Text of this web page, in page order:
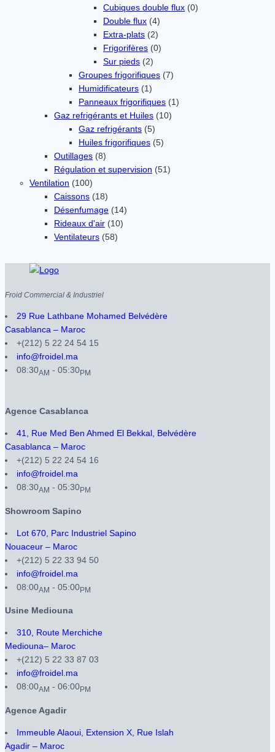
Cubiques double flux (0)
Double flux (4)
Extra-plats (2)
Frigorifères (0)
Sur pieds (2)
Groupes frigorifiques (7)
Humidificateurs (1)
Panneaux frigorifiques (1)
Gaz refrigérants et Huiles (10)
Gaz refrigérants (5)
Huiles frigorifiques (5)
Outillages (8)
Régulation et supervision (51)
Ventilation (100)
Caissons (18)
Désenfumage (14)
Rideaux d'air (10)
Ventilateurs (58)
Froid Commercial & Industriel
29 Rue Lathbane Mohamed Belvédère
Casablanca – Maroc
+(212) 5 22 24 54 15
info@froidel.ma
08:30AM - 05:30PM
Agence Casablanca
41, Rue Med Ben Ahmed El Bekkal, Belvédère
Casablanca – Maroc
+(212) 5 22 24 54 16
info@froidel.ma
08:30AM - 05:30PM
Showroom Sapino
Lot 670, Parc Industriel Sapino
Nouaceur – Maroc
+(212) 5 22 33 94 50
info@froidel.ma
08:00AM - 05:00PM
Usine Mediouna
310, Route Merchiche
Mediouna– Maroc
+(212) 5 22 33 87 03
info@froidel.ma
08:00AM - 06:00PM
Agence Agadir
Immeuble Alaoui, Extension X, Rue Islah
Agadir – Maroc